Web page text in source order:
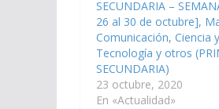
SECUNDARIA –
26 al 30 de octubre],
Comunicación, Ciencia y
Tecnología y otros
SECUNDARIA)
23 octubre, 2020
En «Actualidad»